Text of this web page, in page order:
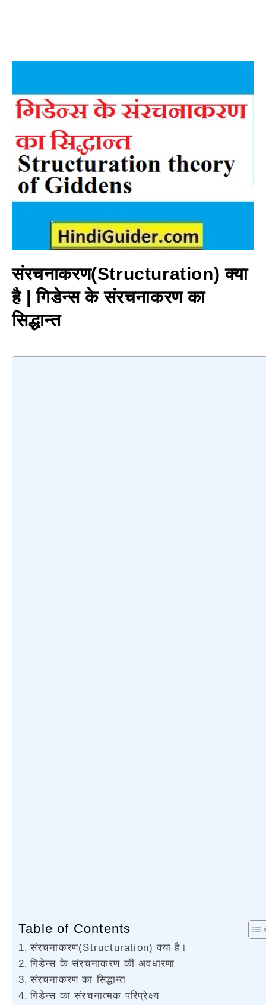
संरचनाकरण(Structuration) क्या
है | गिडेन्स के संरचनाकरण का
सिद्धान्त
Table of Contents
संरचनाकरण(Structuration) क्या है।
गिडेन्स के संरचनाकरण की अवधारणा
संरचनाकरण का सिद्धान्त
गिडेन्स का संरचनात्मक परिप्रेक्ष्य